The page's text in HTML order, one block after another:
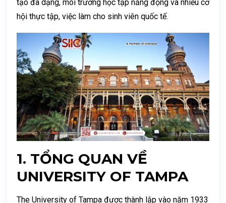
tạo đa dạng, môi trường học tập năng động và nhiều cơ
hội thực tập, việc làm cho sinh viên quốc tế.
1. TỔNG QUAN VỀ
UNIVERSITY OF TAMPA
The University of Tampa được thành lập vào năm 1933